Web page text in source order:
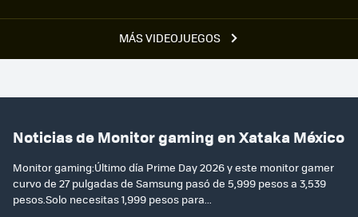
MÁS VIDEOJUEGOS
Noticias de Monitor gaming en Xataka México
Monitor gaming:Último día Prime Day 2026 y este monitor gamer
curvo de 27 pulgadas de Samsung pasó de 5,999 pesos a 3,539
pesos.Solo necesitas 1,999 pesos para...